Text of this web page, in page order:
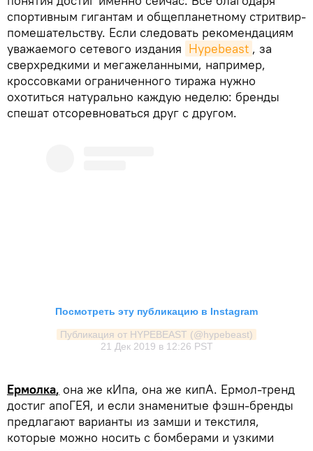
спортивным гигантам и общепланетному стритвир-
помешательству. Если следовать рекомендациям
уважаемого сетевого издания Hypebeast , за
сверхредкими и мегажеланными, например,
кроссовками ограниченного тиража нужно
охотиться натурально каждую неделю: бренды
спешат отсоревноваться друг с другом.
Посмотреть эту публикацию в Instagram
Публикация от HYPEBEAST (@hypebeast)
21 Дек 2019 в 12:26 PST
Ермолка, она же кИпа, она же кипА. Ермол-тренд
достиг апоГЕЯ, и если знаменитые фэшн-бренды
предлагают варианты из замши и текстиля,
которые можно носить с бомберами и узкими